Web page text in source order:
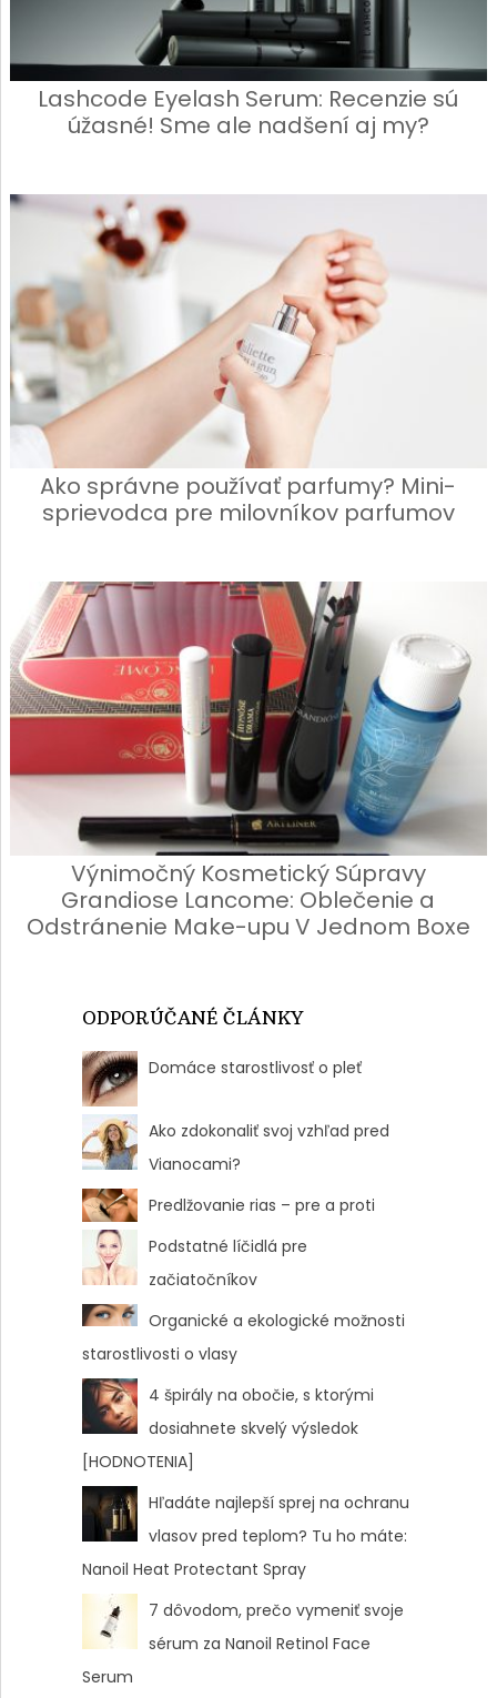
Lashcode Eyelash Serum: Recenzie sú
úžasné! Sme ale nadšení aj my?
Ako správne používať parfumy? Mini-
sprievodca pre milovníkov parfumov
Výnimočný Kosmetický Súpravy
Grandiose Lancome: Oblečenie a
Odstránenie Make-upu V Jednom Boxe
ODPORÚČANÉ ČLÁNKY
Domáce starostlivosť o pleť
Ako zdokonaliť svoj vzhľad pred
Vianocami?
Predlžovanie rias – pre a proti
Podstatné líčidlá pre
začiatočníkov
Organické a ekologické možnosti
starostlivosti o vlasy
4 špirály na obočie, s ktorými
dosiahnete skvelý výsledok
[HODNOTENIA]
Hľadáte najlepší sprej na ochranu
vlasov pred teplom? Tu ho máte:
Nanoil Heat Protectant Spray
7 dôvodom, prečo vymeniť svoje
sérum za Nanoil Retinol Face
Serum